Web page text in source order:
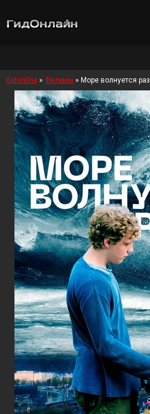
Gidonline » Фильмы » Море волнуется раз